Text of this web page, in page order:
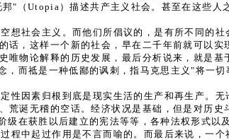
"（Utopia）描述共产主义社会。甚至在这些
想社会主义。而他们所倡议的，是有所不同的
话，这样一个新的社会，早在二千年前就可以
唯物论解释的历史发展，最后分析说来，就是
，而祗是一种低鄙的讽刺，指马克思主义"将一
性因素归根到底是现实生活的生产和再生产。
荒诞无稽的空话。经济状况是基础，但是对历
在获胜以后建立的宪法等等，各种法权形式以
程中起过作用是不言而喻的。而最后来说，一